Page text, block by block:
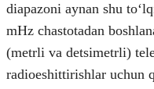
diapazoni aynan shu
mHz chastotadan
(metrli va detsimetrli)
radioeshittirishlar uchun